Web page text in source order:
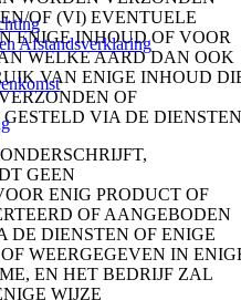
Afstandsverklaring
OF (VI) EVENTUELE
ENIGE INHOUD OF VOOR
WELKE AARD DAN OOK
VAN ENIGE INHOUD
OF
VIA DE
GEEN
ENIG PRODUCT OF
OF AANGEBODEN
DE DIENSTEN OF ENIGE
WEERGEGEVEN IN
EN HET BEDRIJF ZAL
WIJZE